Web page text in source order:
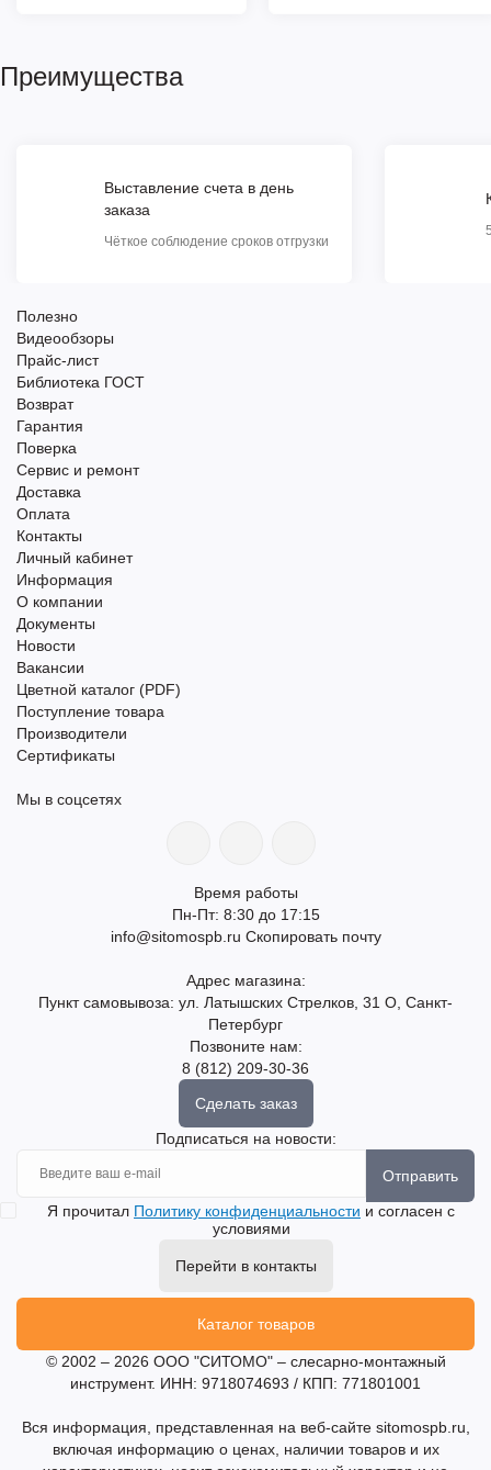
Преимущества
Выставление счета в день
заказа
Чёткое соблюдение сроков отгрузки
Полезно
Видеообзоры
Прайс-лист
Библиотека ГОСТ
Возврат
Гарантия
Поверка
Сервис и ремонт
Доставка
Оплата
Контакты
Личный кабинет
Информация
О компании
Документы
Новости
Вакансии
Цветной каталог (PDF)
Поступление товара
Производители
Сертификаты
Мы в соцсетях
Время работы
Пн-Пт: 8:30 до 17:15
info@sitomospb.ru Скопировать почту
Адрес магазина:
Пункт самовывоза: ул. Латышских Стрелков, 31 О, Санкт-
Петербург
Позвоните нам:
8 (812) 209-30-36
Сделать заказ
Подписаться на новости:
Отправить
Я прочитал Политику конфиденциальности и согласен с
условиями
Перейти в контакты
Каталог товаров
© 2002 – 2026 ООО "СИТОМО" – слесарно-монтажный
инструмент. ИНН: 9718074693 / КПП: 771801001
Вся информация, представленная на веб-сайте sitomospb.ru,
включая информацию о ценах, наличии товаров и их